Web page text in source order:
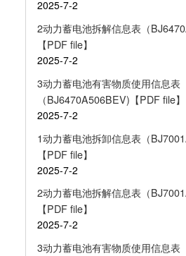
2025-7-2
2动力蓄电池拆解信息表（
【PDF file】
2025-7-2
3动力蓄电池有害物质使用信息表
（BJ6470A506BEV)【PDF file】
2025-7-2
1动力蓄电池拆卸信息表（
【PDF file】
2025-7-2
2动力蓄电池拆解信息表（
【PDF file】
2025-7-2
3动力蓄电池有害物质使用信息表